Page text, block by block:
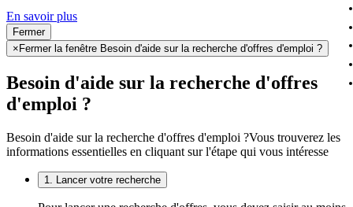
En savoir plus
Fermer
× Fermer la fenêtre Besoin d'aide sur la recherche d'offres d'emploi ?
Besoin d'aide sur la recherche d'offres
d'emploi ?
Besoin d'aide sur la recherche d'offres d'emploi ?Vous trouverez les
informations essentielles en cliquant sur l'étape qui vous intéresse
1. Lancer votre recherche